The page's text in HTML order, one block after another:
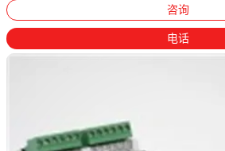
咨询
电话